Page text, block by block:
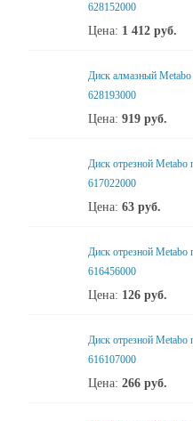
628152000
Цена: 1 412 руб.
Диск алмазный
628193000
Цена: 919 руб.
Диск отрезной Metabo
617022000
Цена: 63 руб.
Диск отрезной Metabo
616456000
Цена: 126 руб.
Диск отрезной Metabo
616107000
Цена: 266 руб.